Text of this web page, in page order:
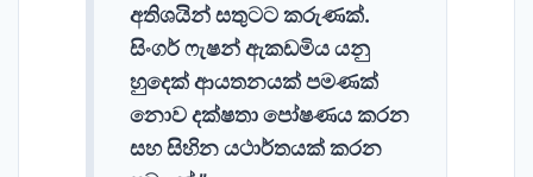
අතිශයින් සතුටට කරුණක්.
සිංගර් ෆැෂන් ඇකඩමිය යනු
හුදෙක් ආයතනයක් පමණක්
නොව දක්ෂතා පෝෂණය කරන
සහ සිහින යථාර්තයක් කරන